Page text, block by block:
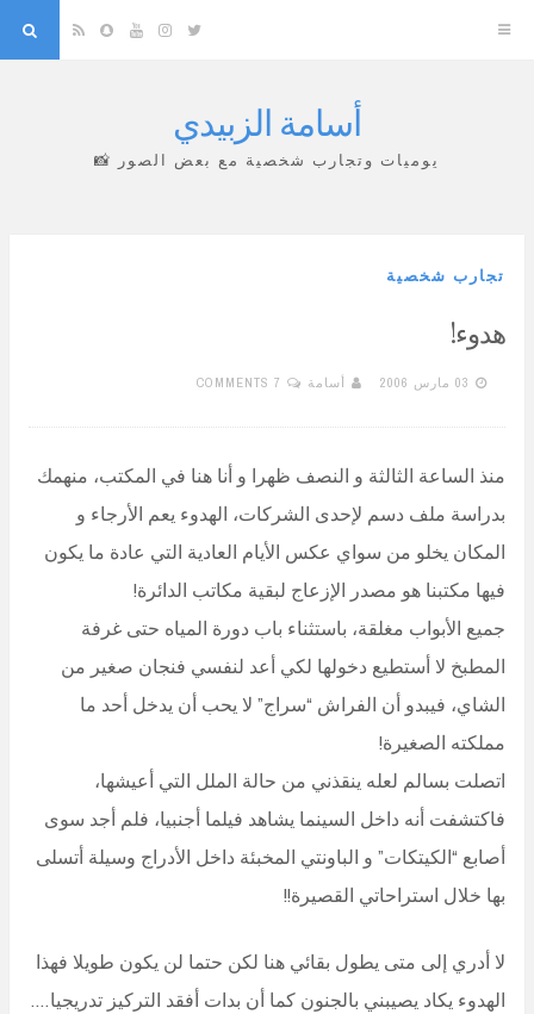
Twitter
Instagram
YouTube
Snapchat
RSS
أسامة الزبيدي
يوميات وتجارب شخصية مع بعض الصور 📸
تجارب شخصية
هدوء!
03 مارس 2006 أسامة 7 COMMENTS
منذ الساعة الثالثة و النصف ظهرا و أنا هنا في المكتب، منهمك
بدراسة ملف دسم لإحدى الشركات، الهدوء يعم الأرجاء و
المكان يخلو من سواي عكس الأيام العادية التي عادة ما يكون
فيها مكتبنا هو مصدر الإزعاج لبقية مكاتب الدائرة!
جميع الأبواب مغلقة، باستثناء باب دورة المياه حتى غرفة
المطبخ لا أستطيع دخولها لكي أعد لنفسي فنجان صغير من
الشاي، فيبدو أن الفراش “سراج” لا يحب أن يدخل أحد ما
مملكته الصغيرة!
اتصلت بسالم لعله ينقذني من حالة الملل التي أعيشها،
فاكتشفت أنه داخل السينما يشاهد فيلما أجنبيا، فلم أجد سوى
أصابع “الكيتكات” و الباونتي المخبئة داخل الأدراج وسيلة أتسلى
بها خلال استراحاتي القصيرة!!
لا أدري إلى متى يطول بقائي هنا لكن حتما لن يكون طويلا فهذا
الهدوء يكاد يصيبني بالجنون كما أن بدات أفقد التركيز تدريجيا….